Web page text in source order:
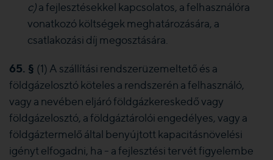
c)a fejlesztésekkel kapcsolatos, a felhasználóra
vonatkozó költségek meghatározására, a
csatlakozási díj megosztására.
65. § (1) A szállítási rendszerüzemeltető és a
földgázelosztó köteles a rendszerén a felhasználó,
vagy a nevében eljáró földgázkereskedő vagy
földgázelosztó, a földgáztárolói engedélyes, vagy a
földgáztermelő által benyújtott kapacitásnövelési
igényt elfogadni, ha - a fejlesztési tervét figyelembe